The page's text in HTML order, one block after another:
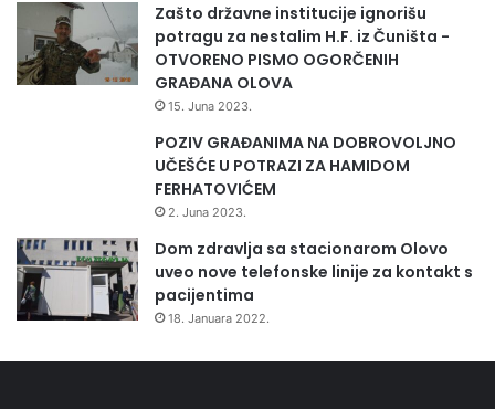
Zašto državne institucije ignorišu
potragu za nestalim H.F. iz Čuništa -
OTVORENO PISMO OGORČENIH
GRAĐANA OLOVA
15. Juna 2023.
POZIV GRAĐANIMA NA DOBROVOLJNO
UČEŠĆE U POTRAZI ZA HAMIDOM
FERHATOVIĆEM
2. Juna 2023.
Dom zdravlja sa stacionarom Olovo
uveo nove telefonske linije za kontakt s
pacijentima
18. Januara 2022.